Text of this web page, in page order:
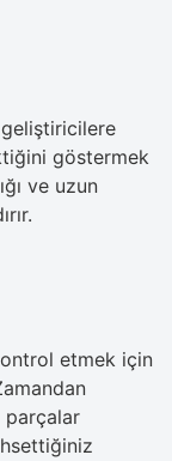
geliştiricilere
göstermek
ve uzun
etmek için